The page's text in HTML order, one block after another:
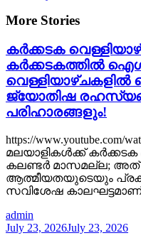
More Stories
കർക്കടക
കർക്കടകത്തിൽ
വെള്ളിയാഴ്ചകളിൽ
ജ്യോതിഷ
പരിഹാരങ്ങളും!
https://www.youtube.com/
മലയാളികൾക്ക്
കലണ്ടർ മാസമല്ല; അത്
ആത്മീയതയുടെയും
സവിശേഷ
admin
July 23, 2026July 23, 2026